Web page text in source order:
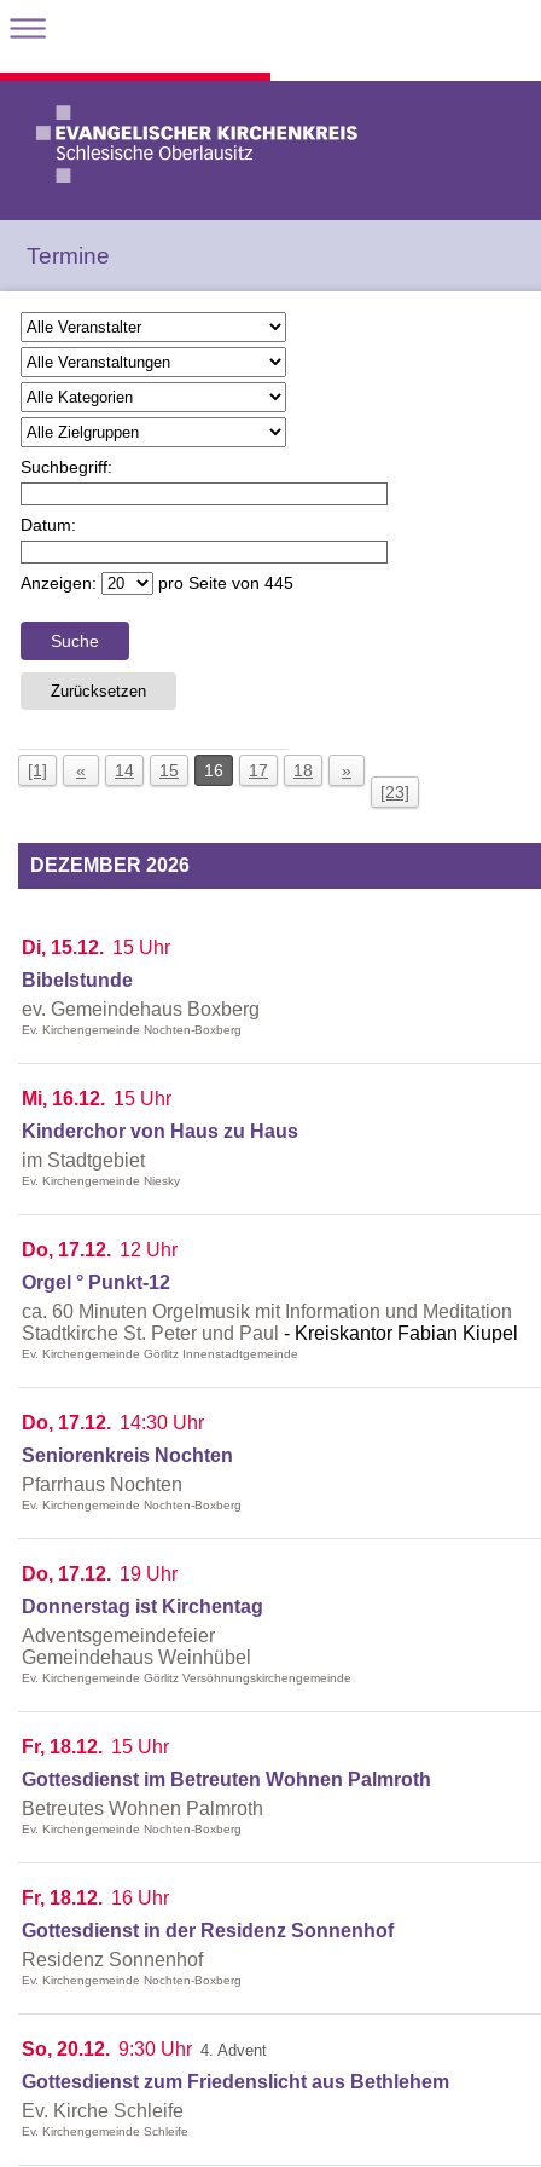
Termine
Suchbegriff:
Datum:
Anzeigen: pro Seite von 445
Suche
Zurücksetzen
[1] « 14 15 16 17 18
»
[23]
DEZEMBER 2026
Di, 15.12. 15 Uhr
Bibelstunde
ev. Gemeindehaus Boxberg
Ev. Kirchengemeinde Nochten-Boxberg
Mi, 16.12. 15 Uhr
Kinderchor von Haus zu Haus
im Stadtgebiet
Ev. Kirchengemeinde Niesky
Do, 17.12. 12 Uhr
Orgel ° Punkt-12
ca. 60 Minuten Orgelmusik mit Information und Meditation
Stadtkirche St. Peter und Paul
Kreiskantor Fabian Kiupel
Ev. Kirchengemeinde Görlitz Innenstadtgemeinde
Do, 17.12. 14:30 Uhr
Seniorenkreis Nochten
Pfarrhaus Nochten
Ev. Kirchengemeinde Nochten-Boxberg
Do, 17.12. 19 Uhr
Donnerstag ist Kirchentag
Adventsgemeindefeier
Gemeindehaus Weinhübel
Ev. Kirchengemeinde Görlitz Versöhnungskirchengemeinde
Fr, 18.12. 15 Uhr
Gottesdienst im Betreuten Wohnen Palmroth
Betreutes Wohnen Palmroth
Ev. Kirchengemeinde Nochten-Boxberg
Fr, 18.12. 16 Uhr
Gottesdienst in der Residenz Sonnenhof
Residenz Sonnenhof
Ev. Kirchengemeinde Nochten-Boxberg
So, 20.12. 9:30 Uhr 4. Advent
Gottesdienst zum Friedenslicht aus Bethlehem
Ev. Kirche Schleife
Ev. Kirchengemeinde Schleife